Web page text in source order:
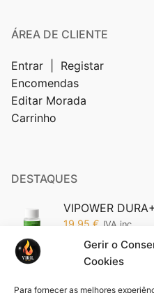
Gerir o
Cookies
Para fornecer as melhores
ÁREA DE CLIENTE
Entrar | Registar
Encomendas
Editar Morada
Carrinho
DESTAQUES
VIPOWER DURA+
19,95 € IVA inc.
Vipower 5200
Sofisticação em